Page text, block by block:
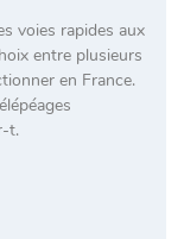
voies rapides aux
entre plusieurs
en France.
t.